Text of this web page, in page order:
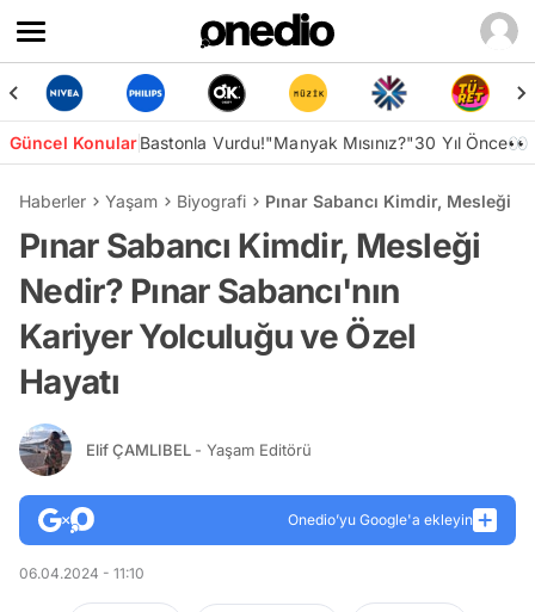
Güncel KonularBastonla Vurdu!"Manyak Mısınız?"30 Yıl Önce👀
Haberler Yaşam Biyografi Pınar Sabancı Kimdir, Mesleği
Pınar Sabancı Kimdir, Mesleği
Nedir? Pınar Sabancı'nın
Kariyer Yolculuğu ve Özel
Hayatı
Elif ÇAMLIBEL - Yaşam Editörü
Onedio’yu Google'a ekleyin
06.04.2024 - 11:10